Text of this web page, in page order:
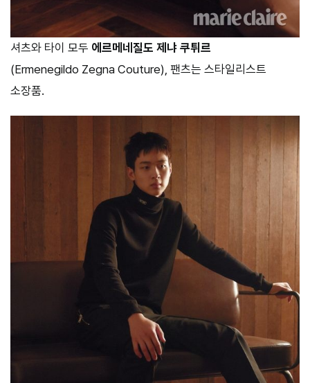
셔츠와 타이 모두 에르메네질도 제냐 쿠튀르
(Ermenegildo Zegna Couture), 팬츠는 스타일리스트
소장품.